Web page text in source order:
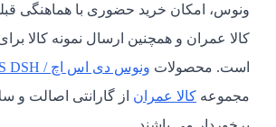
ونوس، امکان خرید حضوری با هماهنگی
کالا عمران و همچنین ارسال نمونه کالا
است. محصولات ونوس دی اس اچ / VENUS DSH
مجموعه کالا عمران از گارانتی اصالت و